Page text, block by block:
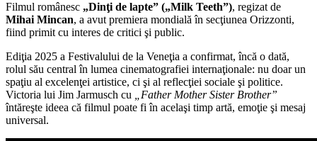
Filmul românesc „Dinţi de lapte” („Milk Teeth”), regizat de
Mihai Mincan, a avut premiera mondială în secţiunea Orizzonti,
fiind primit cu interes de critici şi public.
Ediţia 2025 a Festivalului de la Veneţia a confirmat, încă o dată,
rolul său central în lumea cinematografiei internaţionale: nu doar un
spaţiu al excelenţei artistice, ci şi al reflecţiei sociale şi politice.
Victoria lui Jim Jarmusch cu
„Father Mother Sister Brother”
întăreşte ideea că filmul poate fi în acelaşi timp artă, emoţie şi mesaj
universal.